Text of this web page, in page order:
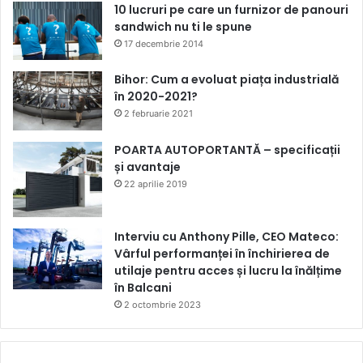
10 lucruri pe care un furnizor de panouri
sandwich nu ti le spune
17 decembrie 2014
Bihor: Cum a evoluat piața industrială
în 2020-2021?
2 februarie 2021
POARTA AUTOPORTANTĂ – specificații
și avantaje
22 aprilie 2019
Interviu cu Anthony Pille, CEO Mateco:
Vârful performanței în închirierea de
utilaje pentru acces și lucru la înălțime
în Balcani
2 octombrie 2023